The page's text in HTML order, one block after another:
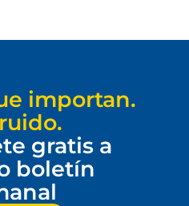
importan.
gratis a
boletín